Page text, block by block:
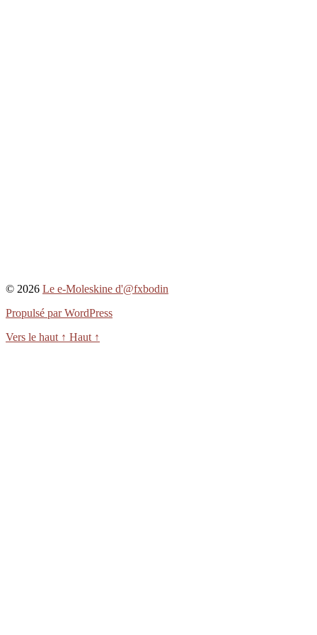
© 2026 Le e-Moleskine d'@fxbodin
Propulsé par WordPress
Vers le haut ↑ Haut ↑